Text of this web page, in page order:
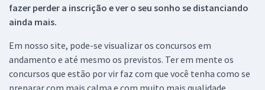
fazer perder a inscrição e ver o seu sonho se distanciando
ainda mais.
Em nosso site, pode-se visualizar os concursos em
andamento e até mesmo os previstos. Ter em mente os
concursos que estão por vir faz com que você tenha como se
preparar com mais calma e com muito mais qualidade.